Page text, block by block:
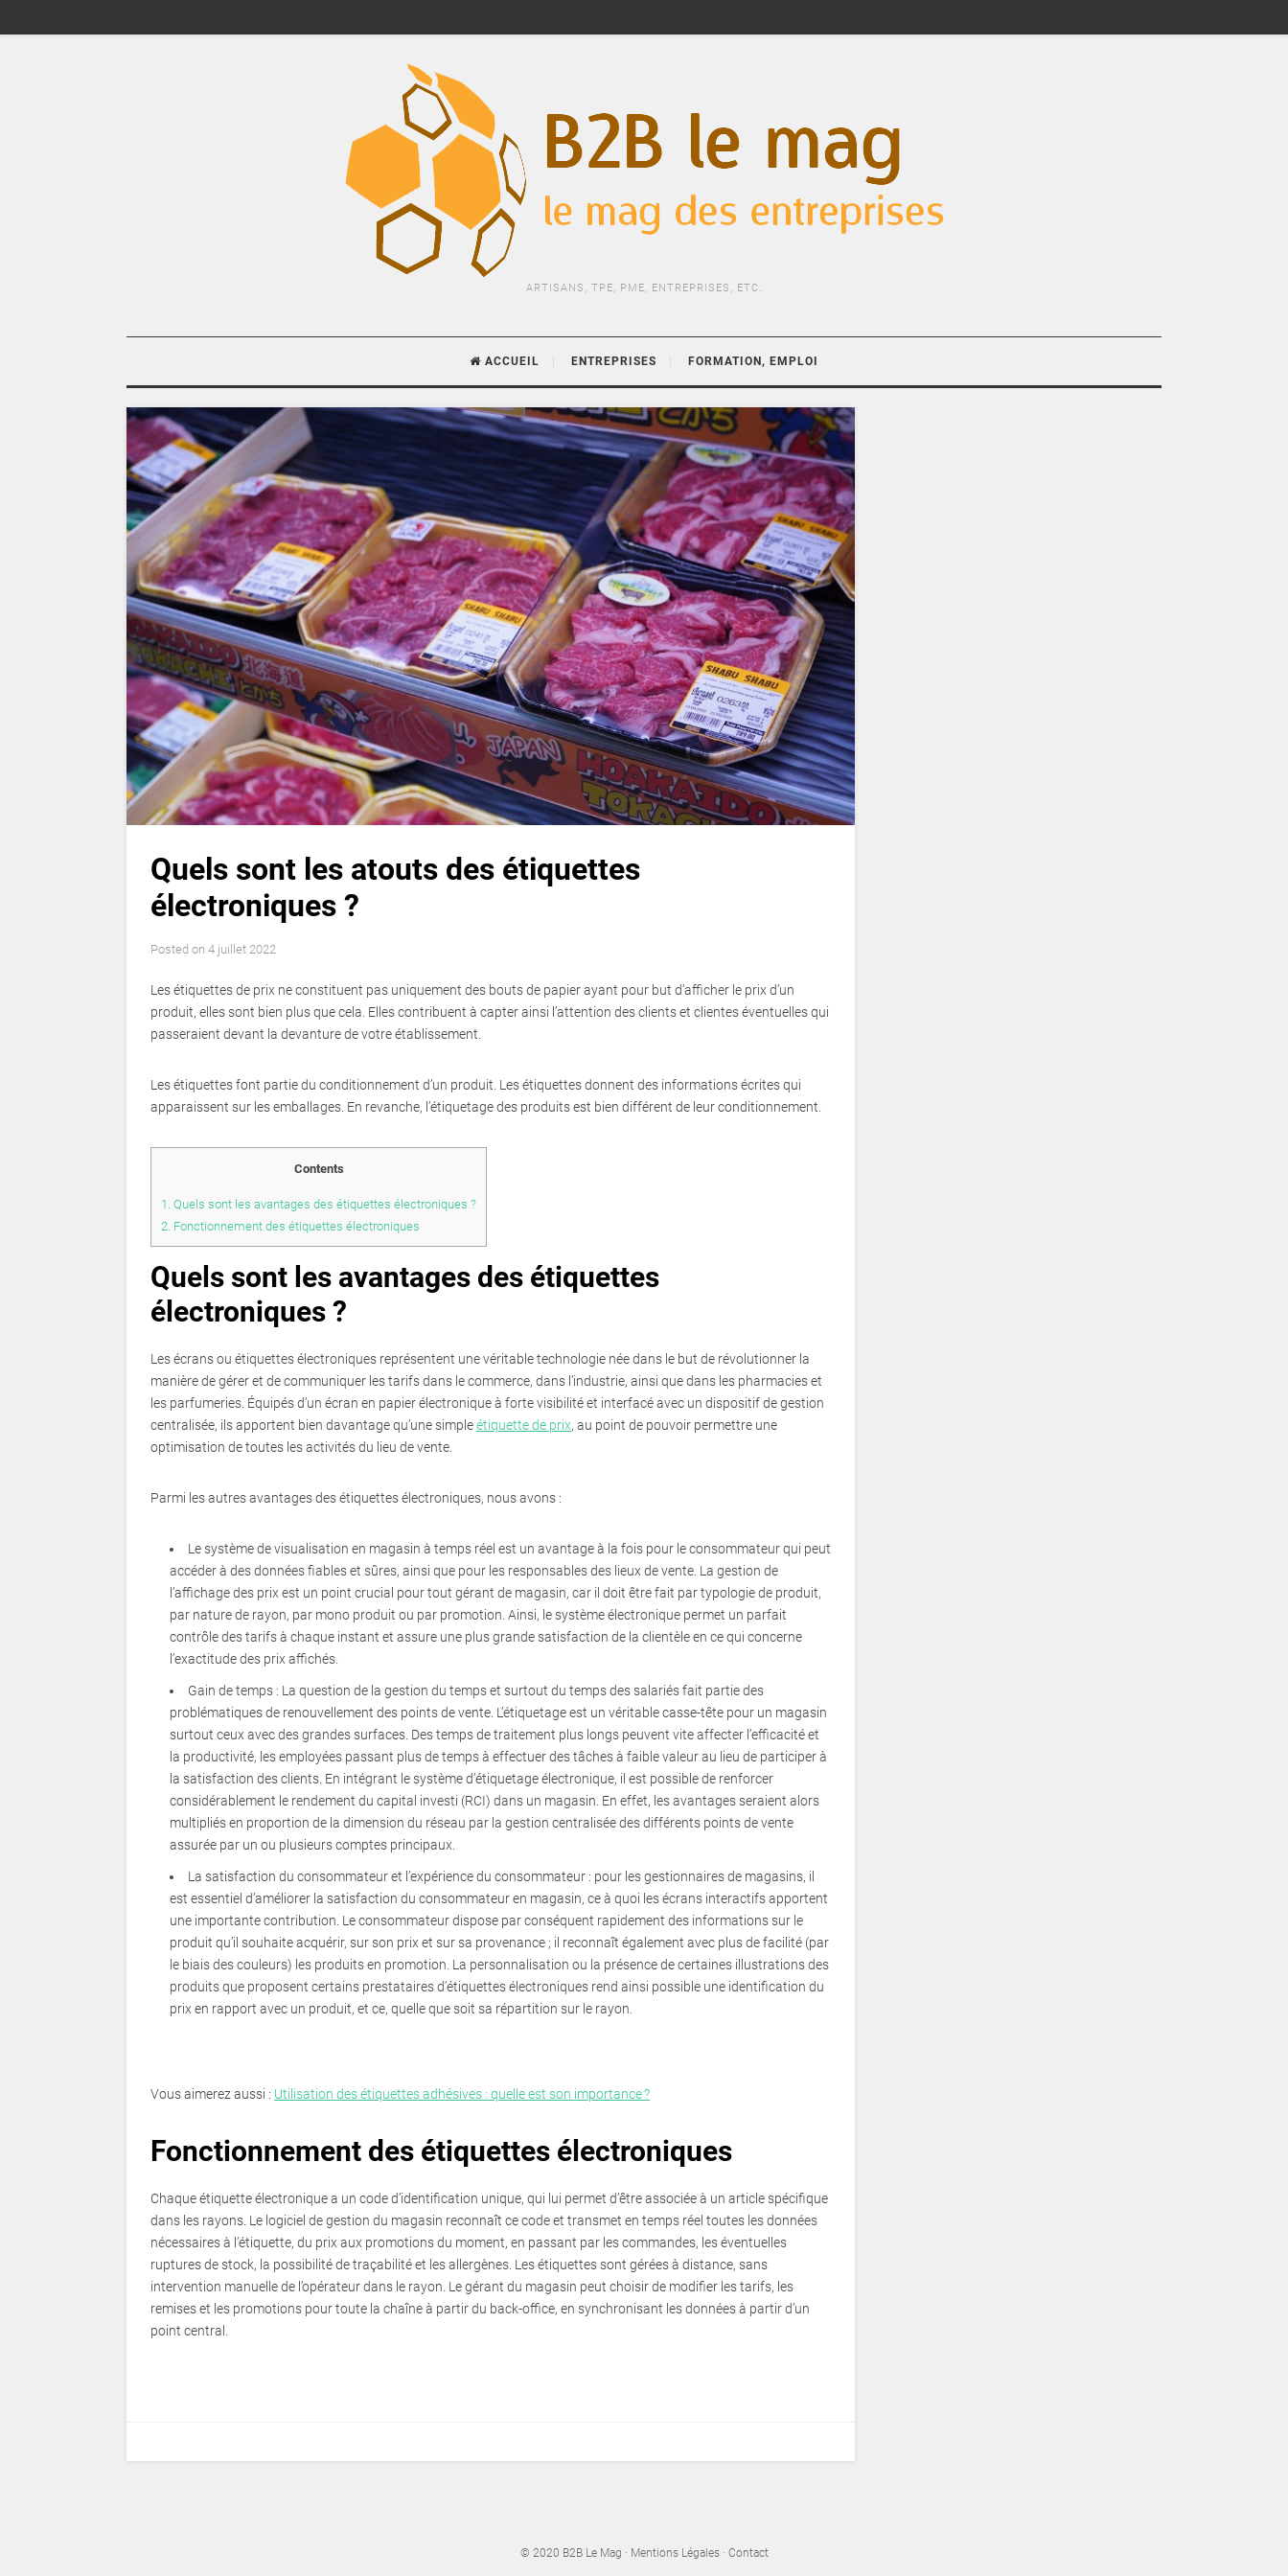
ARTISANS, TPE, PME, ENTREPRISES, ETC.
ACCUEIL ENTREPRISES FORMATION, EMPLOI
Quels sont les atouts des étiquettes
électroniques ?
Posted on 4 juillet 2022
Les étiquettes de prix ne constituent pas uniquement des bouts de papier ayant pour but d’afficher le prix d’un
produit, elles sont bien plus que cela. Elles contribuent à capter ainsi l’attention des clients et clientes éventuelles qui
passeraient devant la devanture de votre établissement.
Les étiquettes font partie du conditionnement d’un produit. Les étiquettes donnent des informations écrites qui
apparaissent sur les emballages. En revanche, l’étiquetage des produits est bien différent de leur conditionnement.
Contents
1. Quels sont les avantages des étiquettes électroniques ?
2. Fonctionnement des étiquettes électroniques
Quels sont les avantages des étiquettes
électroniques ?
Les écrans ou étiquettes électroniques représentent une véritable technologie née dans le but de révolutionner la
manière de gérer et de communiquer les tarifs dans le commerce, dans l’industrie, ainsi que dans les pharmacies et
les parfumeries. Équipés d’un écran en papier électronique à forte visibilité et interfacé avec un dispositif de gestion
centralisée, ils apportent bien davantage qu’une simpleétiquette de prix, au point de pouvoir permettre une
optimisation de toutes les activités du lieu de vente.
Parmi les autres avantages des étiquettes électroniques, nous avons :
Le système de visualisation en magasin à temps réel est un avantage à la fois pour le consommateur qui peut
accéder à des données fiables et sûres, ainsi que pour les responsables des lieux de vente. La gestion de
l’affichage des prix est un point crucial pour tout gérant de magasin, car il doit être fait par typologie de produit,
par nature de rayon, par mono produit ou par promotion. Ainsi, le système électronique permet un parfait
contrôle des tarifs à chaque instant et assure une plus grande satisfaction de la clientèle en ce qui concerne
l’exactitude des prix affichés.
Gain de temps : La question de la gestion du temps et surtout du temps des salariés fait partie des
problématiques de renouvellement des points de vente. L’étiquetage est un véritable casse-tête pour un magasin
surtout ceux avec des grandes surfaces. Des temps de traitement plus longs peuvent vite affecter l’efficacité et
la productivité, les employées passant plus de temps à effectuer des tâches à faible valeur au lieu de participer à
la satisfaction des clients. En intégrant le système d’étiquetage électronique, il est possible de renforcer
considérablement le rendement du capital investi (RCI) dans un magasin. En effet, les avantages seraient alors
multipliés en proportion de la dimension du réseau par la gestion centralisée des différents points de vente
assurée par un ou plusieurs comptes principaux.
La satisfaction du consommateur et l’expérience du consommateur : pour les gestionnaires de magasins, il
est essentiel d’améliorer la satisfaction du consommateur en magasin, ce à quoi les écrans interactifs apportent
une importante contribution. Le consommateur dispose par conséquent rapidement des informations sur le
produit qu’il souhaite acquérir, sur son prix et sur sa provenance ; il reconnaît également avec plus de facilité (par
le biais des couleurs) les produits en promotion. La personnalisation ou la présence de certaines illustrations des
produits que proposent certains prestataires d’étiquettes électroniques rend ainsi possible une identification du
prix en rapport avec un produit, et ce, quelle que soit sa répartition sur le rayon.
Vous aimerez aussi : Utilisation des étiquettes adhésives : quelle est son importance ?
Fonctionnement des étiquettes électroniques
Chaque étiquette électronique a un code d’identification unique, qui lui permet d’être associée à un article spécifique
dans les rayons. Le logiciel de gestion du magasin reconnaît ce code et transmet en temps réel toutes les données
nécessaires à l’étiquette, du prix aux promotions du moment, en passant par les commandes, les éventuelles
ruptures de stock, la possibilité de traçabilité et les allergènes. Les étiquettes sont gérées à distance, sans
intervention manuelle de l’opérateur dans le rayon. Le gérant du magasin peut choisir de modifier les tarifs, les
remises et les promotions pour toute la chaîne à partir du back-office, en synchronisant les données à partir d’un
point central.
© 2020 B2B Le Mag · Mentions Légales· Contact